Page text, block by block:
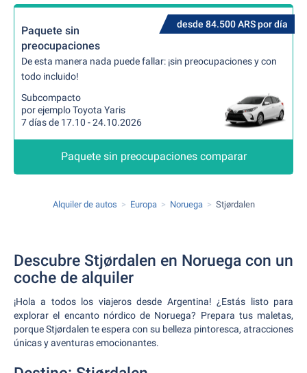
desde 84.500 ARS por día
Paquete sin
preocupaciones
De esta manera nada puede fallar: ¡sin preocupaciones y con
todo incluido!
Subcompacto
por ejemplo Toyota Yaris
7 días de 17.10 - 24.10.2026
Paquete sin preocupaciones comparar
Alquiler de autos Europa Noruega Stjørdalen
Descubre Stjørdalen en Noruega con un
coche de alquiler
¡Hola a todos los viajeros desde Argentina! ¿Estás listo para
explorar el encanto nórdico de Noruega? Prepara tus maletas,
porque Stjørdalen te espera con su belleza pintoresca, atracciones
únicas y aventuras emocionantes.